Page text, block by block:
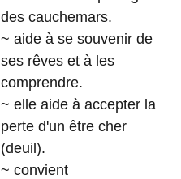
des cauchemars.
~ aide à se souvenir de
ses rêves et à les
comprendre.
~ elle aide à accepter la
perte d'un être cher
(deuil).
~ convient